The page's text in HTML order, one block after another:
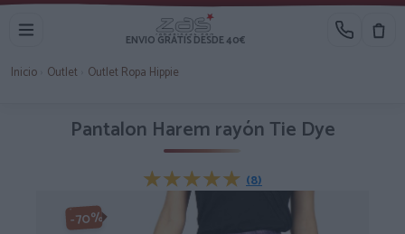
ENVIO GRATIS DESDE 40€
Inicio Outlet Outlet Ropa Hippie
Pantalon Harem rayón Tie Dye
★★★★★
★★★★★ (8)
-70%